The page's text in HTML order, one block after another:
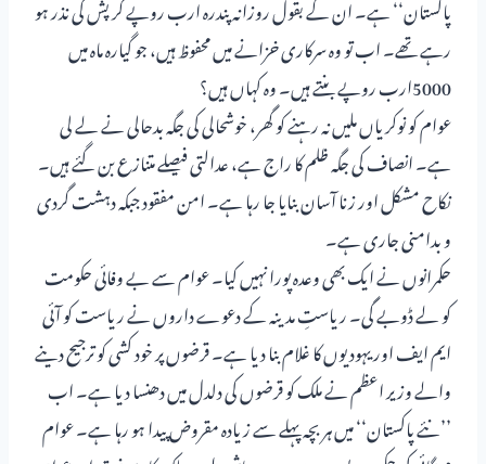
رہے تھے۔ اب تو وہ سرکاری خزانے میں محفوظ ہیں، جو گیارہ ماہ میں
5000ارب روپے بنتے ہیں۔ وہ کہاں ہیں؟
عوام کو نوکریاں ملیں نہ رہنے کو گھر، خوشحالی کی جگہ بدحالی نے لے لی
ہے۔ انصاف کی جگہ ظلم کا راج ہے، عدالتی فیصلے متنازع بن گئے ہیں۔
نکاح مشکل اور زنا آسان بنایا جا رہا ہے۔ امن مفقود جبکہ دہشت گردی
و بدامنی جاری ہے۔
حکمرانوں نے ایک بھی وعدہ پورا نہیں کیا۔ عوام سے بے وفائی حکومت
کو لے ڈوبے گی۔ ریاستِ مدینہ کے دعوے داروں نے ریاست کو آئی
ایم ایف اور یہودیوں کا غلام بنا دیا ہے۔ قرضوں پر خود کشی کو ترجیح دینے
والے وزیر اعظم نے ملک کو قرضوں کی دلدل میں دھنسا دیا ہے۔ اب
’’نئے پاکستان‘‘ میں ہر بچہ پہلے سے زیادہ مقروض پیدا ہو رہا ہے۔ عوام